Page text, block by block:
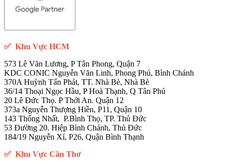
✅ Khu Vực HCM
573 Lê Văn Lương, P Tân Phong, Quận 7
KDC CONIC Nguyễn Văn Linh, Phong Phú, Bình Chánh
370A Huỳnh Tấn Phát, TT. Nhà Bè, Nhà Bè
36/14 Thoại Ngọc Hầu, P Hoà Thạnh, Q Tân Phú
20 Lê Đức Thọ. P Thới An. Quận 12
373a Nguyễn Thượng Hiền, P11, Quận 10
143 Thống Nhất, P.Bình Thọ, TP. Thủ Đức
53 Đường 20. Hiệp Bình Chánh, Thủ Đức
184/19 Nguyễn Xí, P26, Quận Bình Thạnh
✅ Khu Vực Cần Thơ